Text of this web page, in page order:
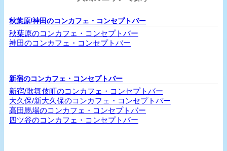
秋葉原/神田のコンカフェ・コンセプトバー
秋葉原のコンカフェ・コンセプトバー
神田のコンカフェ・コンセプトバー
新宿のコンカフェ・コンセプトバー
新宿/歌舞伎町のコンカフェ・コンセプトバー
大久保/新大久保のコンカフェ・コンセプトバー
高田馬場のコンカフェ・コンセプトバー
四ツ谷のコンカフェ・コンセプトバー